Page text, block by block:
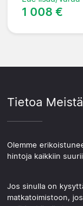
1 008 €
Tietoa Meistä
Olemme
hintoja kaikkiin
Jos sinulla on
matkatoimistoon,